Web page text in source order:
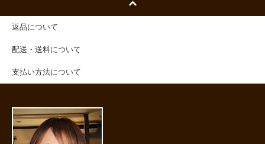
返品について
配送・送料について
支払い方法について